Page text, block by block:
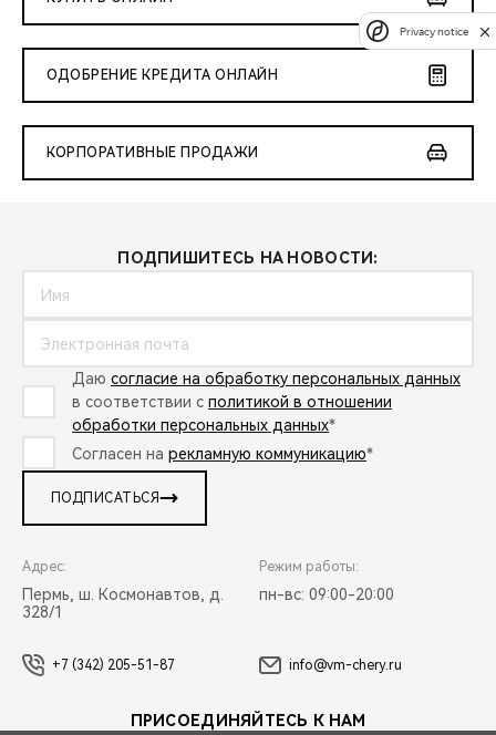
ОДОБРЕНИЕ КРЕДИТА ОНЛАЙН
КОРПОРАТИВНЫЕ ПРОДАЖИ
ПОДПИШИТЕСЬ НА НОВОСТИ:
Даю согласие на обработку персональных данных
в соответствии с политикой в отношении
обработки персональных данных*
Согласен на рекламную коммуникацию*
ПОДПИСАТЬСЯ
Адрес:
Пермь, ш. Космонавтов, д.
328/1
Режим работы:
пн-вс: 09:00-20:00
+7 (342) 205-51-87 info@vm-chery.ru
ПРИСОЕДИНЯЙТЕСЬ К НАМ
Privacy notice